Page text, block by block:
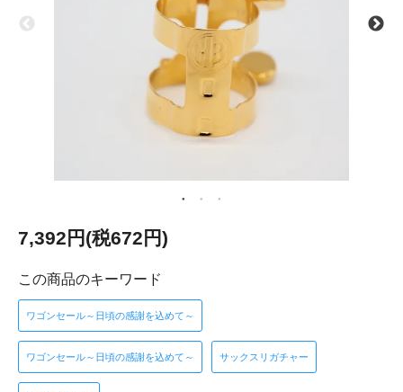
7,392円(税672円)
この商品のキーワード
ワゴンセール～日頃の感謝を込めて～
ワゴンセール～日頃の感謝を込めて～ サックスリガチャー